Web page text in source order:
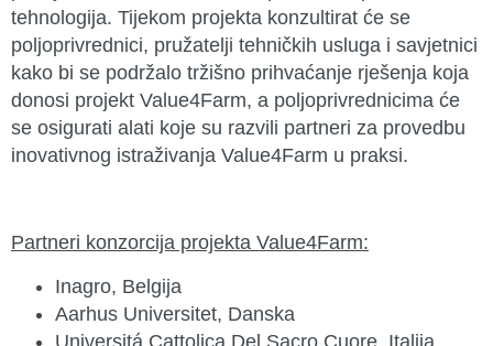
tehnologija. Tijekom projekta konzultirat će se
poljoprivrednici, pružatelji tehničkih usluga i savjetnici
kako bi se podržalo tržišno prihvaćanje rješenja koja
donosi projekt Value4Farm, a poljoprivrednicima će
se osigurati alati koje su razvili partneri za provedbu
inovativnog istraživanja Value4Farm u praksi.
Partneri konzorcija projekta Value4Farm:
Inagro, Belgija
Aarhus Universitet, Danska
Universitá Cattolica Del Sacro Cuore, Italija